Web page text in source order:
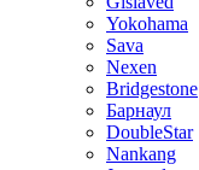
Yokohama
Sava
Nexen
Bridgestone
Барнаул
DoubleStar
Nankang